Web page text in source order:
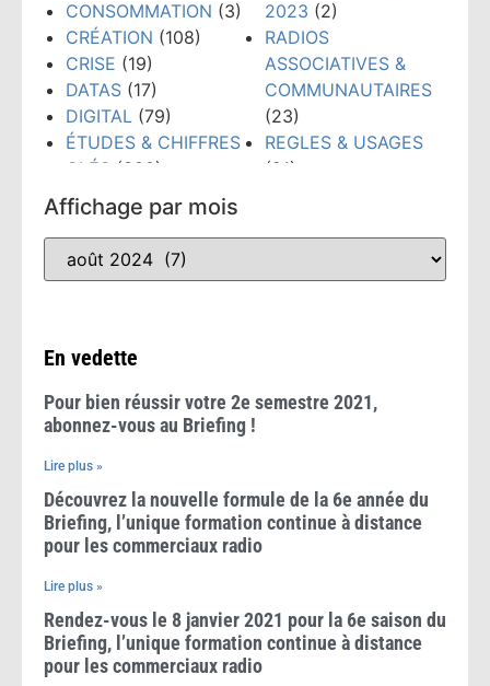
CONSOMMATION (3)
CRÉATION (108)
CRISE (19)
DATAS (17)
DIGITAL (79)
ÉTUDES & CHIFFRES
CLÉS (300)
ÉVÉNEMENTS
(159)
FORMATION(148)
GRANDS PRIX PUB
RADIO(10)
2023 (2)
RADIOS
ASSOCIATIVES &
COMMUNAUTAIRES
(23)
REGLES & USAGES
(21)
Affichage par mois
En vedette
Pour bien réussir votre 2e semestre 2021,
abonnez-vous au Briefing !
Lire plus »
Découvrez la nouvelle formule de la 6e année du
Briefing, l’unique formation continue à distance
pour les commerciaux radio
Lire plus »
Rendez-vous le 8 janvier 2021 pour la 6e saison du
Briefing, l’unique formation continue à distance
pour les commerciaux radio